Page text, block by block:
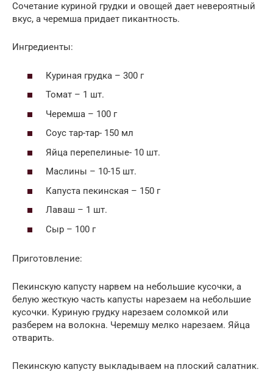
Сочетание куриной грудки и овощей дает невероятный
вкус, а черемша придает пикантность.
Ингредиенты:
Куриная грудка – 300 г
Томат – 1 шт.
Черемша – 100 г
Соус тар-тар- 150 мл
Яйца перепелиные- 10 шт.
Маслины – 10-15 шт.
Капуста пекинская – 150 г
Лаваш – 1 шт.
Сыр – 100 г
Приготовление:
Пекинскую капусту нарвем на небольшие кусочки, а
белую жесткую часть капусты нарезаем на небольшие
кусочки. Куриную грудку нарезаем соломкой или
разберем на волокна. Черемшу мелко нарезаем. Яйца
отварить.
Пекинскую капусту выкладываем на плоский салатник.